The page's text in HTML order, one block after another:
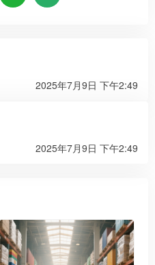
2025年7月9日 下午2:49
2025年7月9日 下午2:49